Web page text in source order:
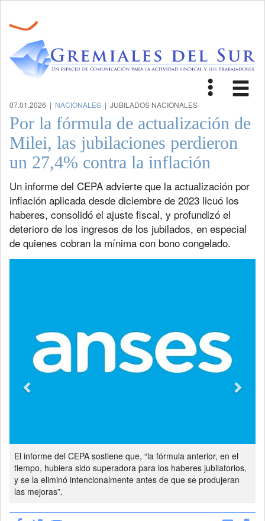
Toggle
07.01.2026 | NACIONALES | JUBILADOS NACIONALES
Por la fórmula de actualización de
Milei, las jubilaciones perdieron
un 27,4% contra la inflación
Un informe del CEPA advierte que la actualización por
inflación aplicada desde diciembre de 2023 licuó los
haberes, consolidó el ajuste fiscal, y profundizó el
deterioro de los ingresos de los jubilados, en especial
de quienes cobran la mínima con bono congelado.
El informe del CEPA sostiene que, “la fórmula anterior, en el
tiempo, hubiera sido superadora para los haberes jubilatorios,
y se la eliminó intencionalmente antes de que se produjeran
las mejoras”.